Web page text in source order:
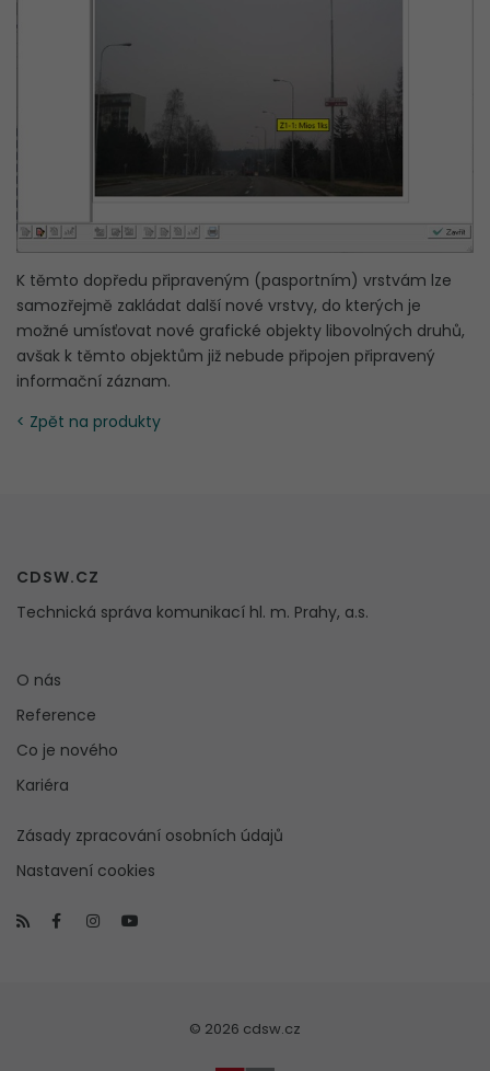
K těmto dopředu připraveným (pasportním) vrstvám lze
samozřejmě zakládat další nové vrstvy, do kterých je
možné umísťovat nové grafické objekty libovolných druhů,
avšak k těmto objektům již nebude připojen připravený
informační záznam.
< Zpět na produkty
CDSW.CZ
Technická správa komunikací hl. m. Prahy, a.s.
O nás
Reference
Co je nového
Kariéra
Zásady zpracování osobních údajů
Nastavení cookies
© 2026 cdsw.cz